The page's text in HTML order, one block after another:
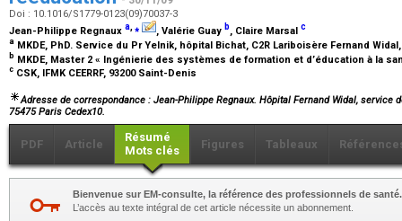
Doi : 10.1016/S1779-0123(09)70037-3
Jean-Philippe Regnaux a,⁎ , Valérie Guay b, Claire Marsal c
a MKDE, PhD. Service du Pr Yelnik, hôpital Bichat, C2R Lariboisère Fernand
b MKDE, Master 2 « Ingénierie des systèmes de formation et d’éducation à la
c CSK, IFMK CEERRF, 93200 Saint-Denis
Adresse de correspondance : Jean-Philippe Regnaux. Hôpital Fernand Widal, service
75475 Paris Cedex10.
PDF Article
Résumé
Mots clés
Figures Tableaux
Bienvenue sur EM-consulte, la référence des professionnels de santé.
L’accès au texte intégral de cet article nécessite un abonnement.